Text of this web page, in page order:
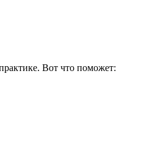
Вот что поможет: